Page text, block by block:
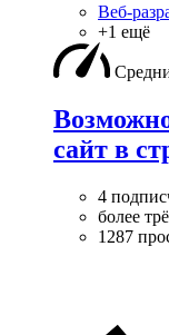
Веб-
+1 ещё
сайт в
4
более
1287